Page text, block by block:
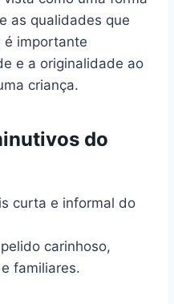
as qualidades que
é importante
e a originalidade ao
criança.
do
curta e informal do
carinhoso,
familiares.